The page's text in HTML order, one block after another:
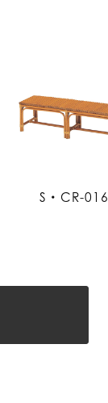
S・CR-